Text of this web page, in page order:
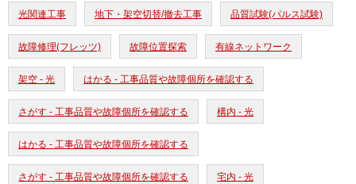
光関連工事 地下・架空切替/撤去工事 品質試験(パルス試験)
故障修理(フレッツ) 故障位置探索 有線ネットワーク
架空 - 光 はかる - 工事品質や故障個所を確認する
さがす - 工事品質や故障個所を確認する 構内 - 光
はかる - 工事品質や故障個所を確認する
さがす - 工事品質や故障個所を確認する 宅内 - 光